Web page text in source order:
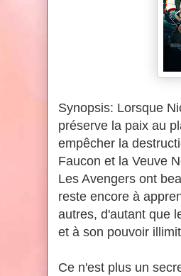
Synopsis: Lorsque
préserve la paix au
empêcher la
Faucon et la Veuve
Les Avengers ont
reste encore à
autres, d'autant que
et à son pouvoir
Ce n'est plus un